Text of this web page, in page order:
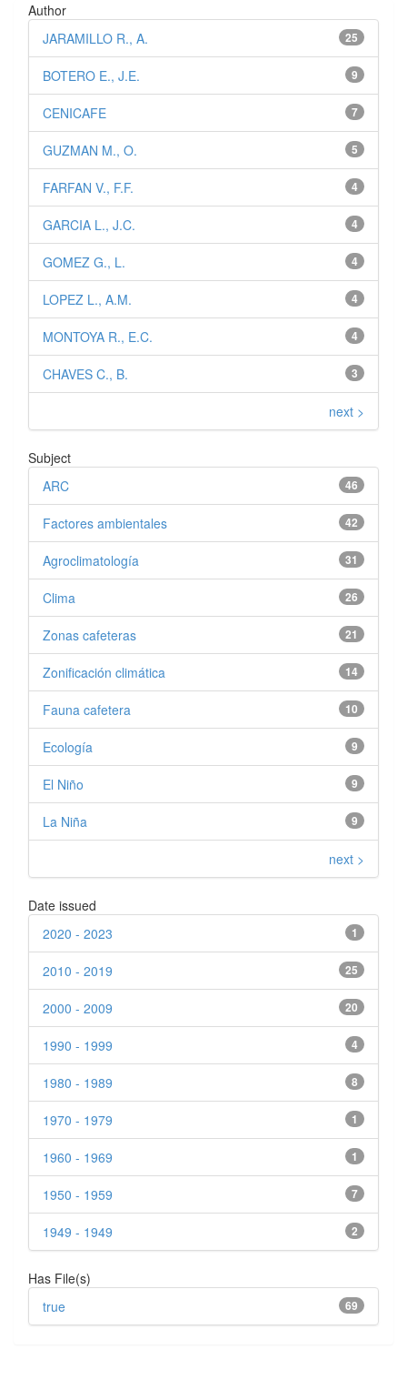
Author
25
JARAMILLO R., A.
9
BOTERO E., J.E.
7
CENICAFE
5
GUZMAN M., O.
4
FARFAN V., F.F.
4
GARCIA L., J.C.
4
GOMEZ G., L.
4
LOPEZ L., A.M.
4
MONTOYA R., E.C.
3
CHAVES C., B.
next >
Subject
46
ARC
42
Factores ambientales
31
Agroclimatología
26
Clima
21
Zonas cafeteras
14
Zonificación climática
10
Fauna cafetera
9
Ecología
9
El Niño
9
La Niña
next >
Date issued
1
2020 - 2023
25
2010 - 2019
20
2000 - 2009
4
1990 - 1999
8
1980 - 1989
1
1970 - 1979
1
1960 - 1969
7
1950 - 1959
2
1949 - 1949
Has File(s)
69
true